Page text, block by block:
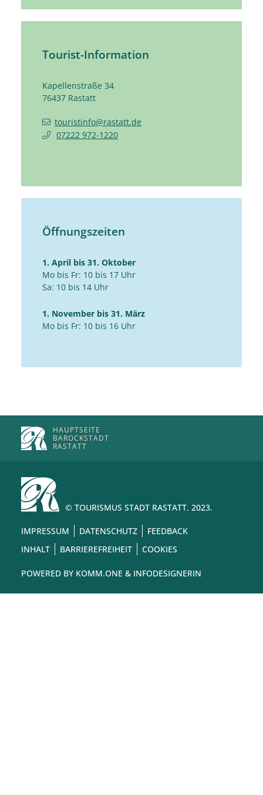
Tourist-Information
Kapellenstraße 34
76437 Rastatt
touristinfo@rastatt.de
07222 972-1220
Öffnungszeiten
1. April bis 31. Oktober
Mo bis Fr: 10 bis 17 Uhr
Sa: 10 bis 14 Uhr
1. November bis 31. März
Mo bis Fr: 10 bis 16 Uhr
HAUPTSEITE
BAROCKSTADT
RASTATT
© TOURISMUS STADT RASTATT. 2023.
IMPRESSUM DATENSCHUTZ
FEEDBACK
INHALT
BARRIEREFREIHEIT COOKIES
POWERED BY KOMM.ONE & INFODESIGNERIN